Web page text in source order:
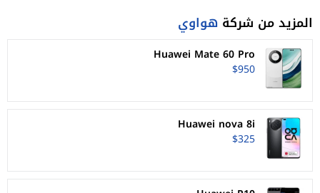
المزيد من شركة هواوي
Huawei Mate 60 Pro
$950
Huawei nova 8i
$325